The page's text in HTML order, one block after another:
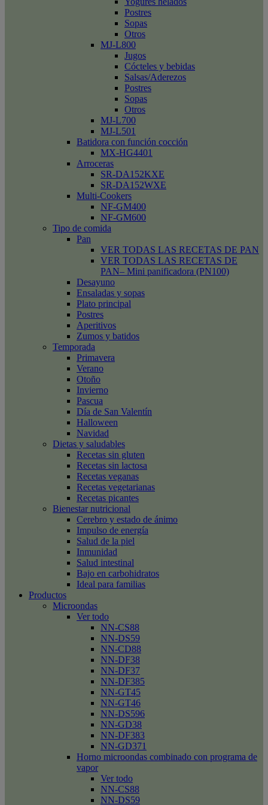
Postres
Sopas
Otros
MJ-L800
Jugos
Cócteles y bebidas
Salsas/Aderezos
Postres
Sopas
Otros
MJ-L700
MJ-L501
Batidora con función cocción
MX-HG4401
Arroceras
SR-DA152KXE
SR-DA152WXE
Multi-Cookers
NF-GM400
NF-GM600
Tipo de comida
Pan
VER TODAS LAS RECETAS DE PAN
VER TODAS LAS RECETAS DE
PAN– Mini panificadora (PN100)
Desayuno
Ensaladas y sopas
Plato principal
Postres
Aperitivos
Zumos y batidos
Temporada
Primavera
Verano
Otoño
Invierno
Pascua
Día de San Valentín
Halloween
Navidad
Dietas y saludables
Recetas sin gluten
Recetas sin lactosa
Recetas veganas
Recetas vegetarianas
Recetas picantes
Bienestar nutricional
Cerebro y estado de ánimo
Impulso de energía
Salud de la piel
Inmunidad
Salud intestinal
Bajo en carbohidratos
Ideal para familias
Productos
Microondas
Ver todo
NN-CS88
NN-DS59
NN-CD88
NN-DF38
NN-DF37
NN-DF385
NN-GT45
NN-GT46
NN-DS596
NN-GD38
NN-DF383
NN-GD371
Horno microondas combinado con programa de
vapor
Ver todo
NN-CS88
NN-DS59